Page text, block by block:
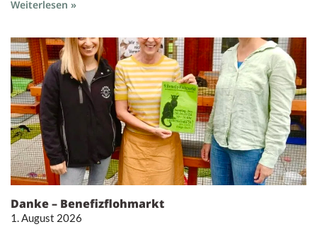
Weiterlesen »
Danke – Benefizflohmarkt
1. August 2026